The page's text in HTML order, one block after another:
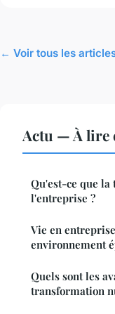
← Voir tous les
Actu — À lire
Qu'est-ce que
l'entreprise ?
Vie en
environnement
Quels sont les
transformation